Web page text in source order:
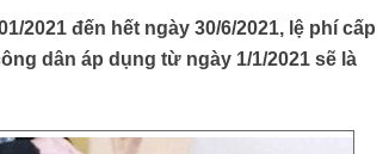
2021 đến hết ngày 30/6/2021, lệ phí cấp
dân áp dụng từ ngày 1/1/2021 sẽ là